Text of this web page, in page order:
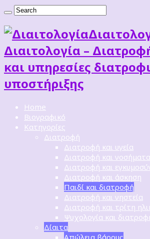
Διαιτολογία –
και υπηρεσίες
υποστήριξης
Home
Βιογραφικό
Κατηγορίες
Διατροφή
Διατροφή και υγεία
Διατροφή και νοσήματα
Διατροφή και
Διατροφή και άσκηση
Παιδί και διατροφή
Διατροφή και νηστεία
Διατροφή και τρίτη
Ψυχολογία και
Δίαιτα
Απώλεια βάρους